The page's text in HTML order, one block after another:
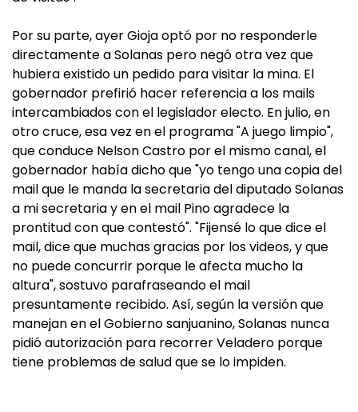
Por su parte, ayer Gioja optó por no responderle
directamente a Solanas pero negó otra vez que
hubiera existido un pedido para visitar la mina. El
gobernador prefirió hacer referencia a los mails
intercambiados con el legislador electo. En julio, en
otro cruce, esa vez en el programa "A juego limpio",
que conduce Nelson Castro por el mismo canal, el
gobernador había dicho que "yo tengo una copia del
mail que le manda la secretaria del diputado Solanas
a mi secretaria y en el mail Pino agradece la
prontitud con que contestó". "Fijensé lo que dice el
mail, dice que muchas gracias por los videos, y que
no puede concurrir porque le afecta mucho la
altura", sostuvo parafraseando el mail
presuntamente recibido. Así, según la versión que
manejan en el Gobierno sanjuanino, Solanas nunca
pidió autorización para recorrer Veladero porque
tiene problemas de salud que se lo impiden.